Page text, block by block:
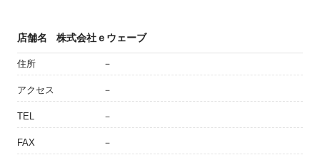
店舗名 株式会社ｅウェーブ
住所 －
アクセス －
TEL －
FAX －